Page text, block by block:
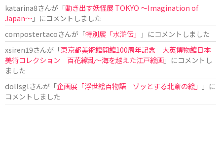
katarina8さんが「動き出す妖怪展 TOKYO 〜Imagination of
Japan〜」にコメントしました
compostertacoさんが「特別展「水滸伝」
」にコメントしました
xsiren19さんが「東京都美術館開館100周年記念 大英博物館日本
美術コレクション 百花繚乱～海を越えた江戸絵画」にコメントし
ました
dollsglさんが「企画展「浮世絵百物語 ゾッとする北斎の絵」
」に
コメントしました